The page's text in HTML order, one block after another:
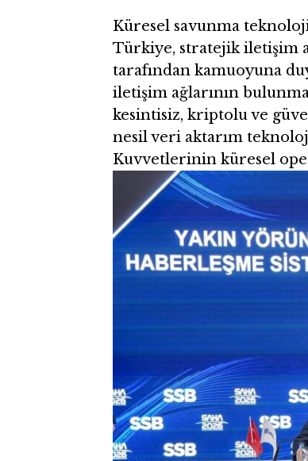
Küresel savunma
Türkiye, stratejik iletişim
tarafından kamuoyuna
iletişim ağlarının
kesintisiz, kriptolu ve
nesil veri aktarım
Kuvvetlerinin küresel